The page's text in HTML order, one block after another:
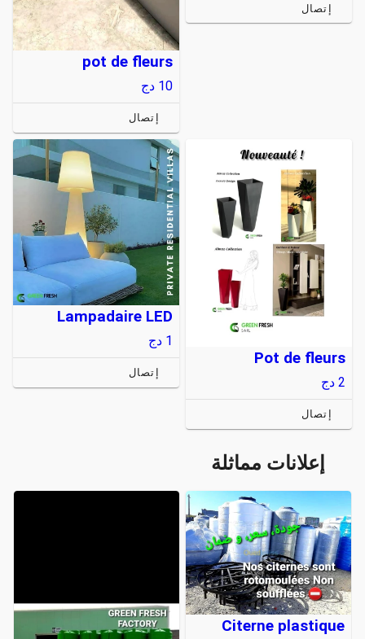
إتصال
pot de fleurs
10 دج
إتصال
Pot de fleurs
2 دج
إتصال
Lampadaire LED
1 دج
إتصال
إعلانات مماثلة
Citerne plastique